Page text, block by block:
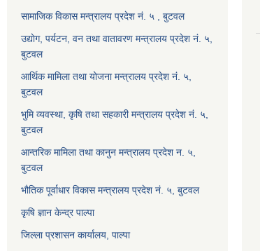
सामाजिक विकास मन्त्रालय प्रदेश नं. ५ , बुटवल
उद्याेग, पर्यटन, वन तथा वातावरण मन्त्रालय प्रदेश नं. ५,
बुटवल
आर्थिक मामिला तथा योजना मन्त्रालय प्रदेश नं. ५,
बुटवल
भुमि व्यवस्था, कृषि तथा सहकारी मन्त्रालय प्रदेश नं. ५,
बुटवल
आन्तरिक मामिला तथा कानुन मन्त्रालय प्रदेश न. ५,
बुटवल
भौतिक पूर्वाधार विकास मन्त्रालय प्रदेश नं. ५, बुटवल
कृषि ज्ञान केन्द्र पाल्पा
जिल्ला प्रशासन कार्यालय, पाल्पा